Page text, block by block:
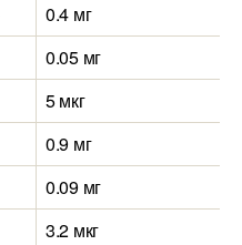
0.4 мг
0.05 мг
5 мкг
0.9 мг
0.09 мг
3.2 мкг